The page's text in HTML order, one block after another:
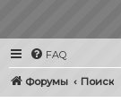
FAQ
Форумы Поиск